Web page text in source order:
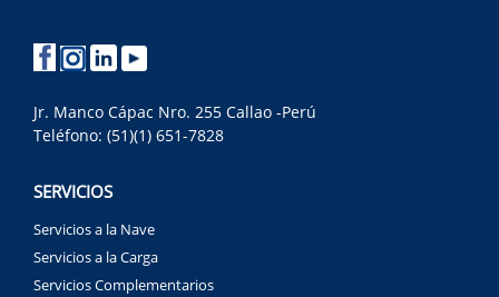
Jr. Manco Cápac Nro. 255 Callao -Perú
Teléfono: (51)(1) 651-7828
SERVICIOS
Servicios a la Nave
Servicios a la Carga
Servicios Complementarios